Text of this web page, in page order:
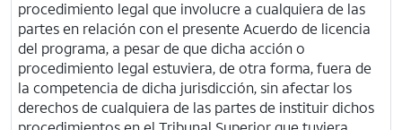
procedimiento legal que involucre a cualquiera de las
partes en relación con el presente Acuerdo de licencia
del programa, a pesar de que dicha acción o
procedimiento legal estuviera, de otra forma, fuera de
la competencia de dicha jurisdicción, sin afectar los
derechos de cualquiera de las partes de instituir dichos